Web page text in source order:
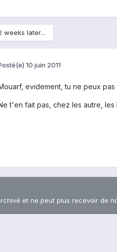
weeks later...
10 juin 2011
evidement, tu ne peux pas
t'en fait pas, chez les autre,
et ne peut plus recevoir de